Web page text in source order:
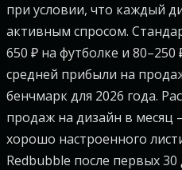
при условии, что каждый
активным спросом.
650 ₽ на футболке и
средней прибыли на
бенчмарк для 2026 года.
продаж на дизайн в месяц
хорошо настроенного
Redbubble после первых